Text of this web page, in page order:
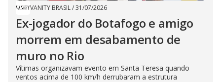
VANITY BRASIL/31/07/2026
Ex-jogador do Botafogo e amigo
morrem em desabamento de
muro no Rio
Vítimas organizavam evento em Santa Teresa quando
ventos acima de 100 km/h derrubaram a estrutura